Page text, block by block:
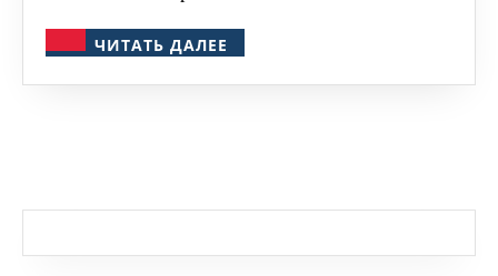
ЧИТАТЬ ДАЛЕЕ
ДАЛЕЕ